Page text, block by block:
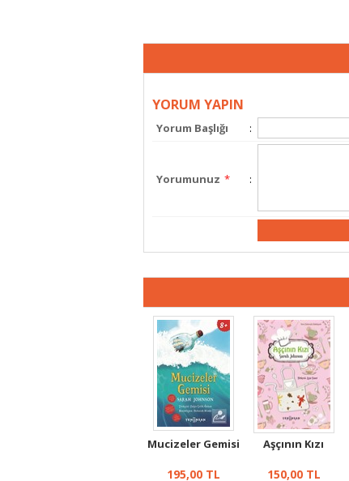
YORUM YAPIN
Yorum Başlığı :
Yorumunuz * :
Mucizeler Gemisi
195,00TL
Aşçının Kızı
150,00TL